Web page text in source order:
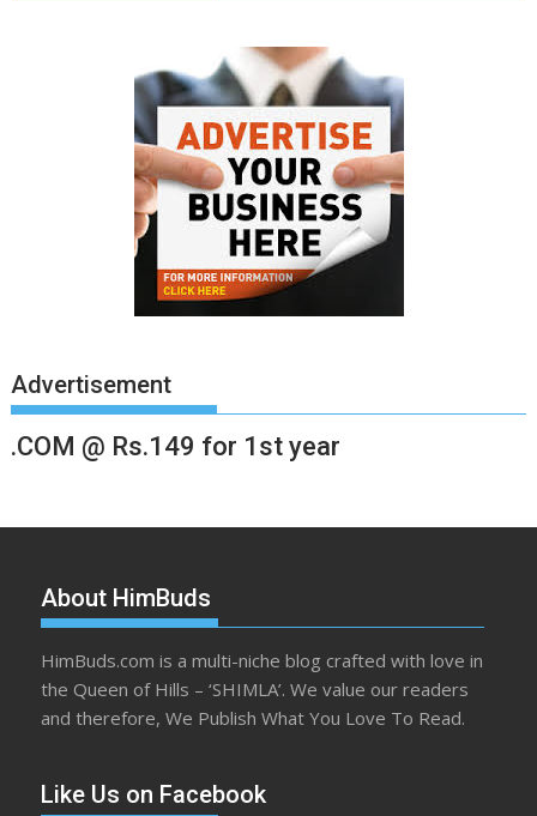
Advertisement
.COM @ Rs.149 for 1st year
About HimBuds
HimBuds.com is a multi-niche blog crafted with love in
the Queen of Hills – ‘SHIMLA’. We value our readers
and therefore, We Publish What You Love To Read.
Like Us on Facebook